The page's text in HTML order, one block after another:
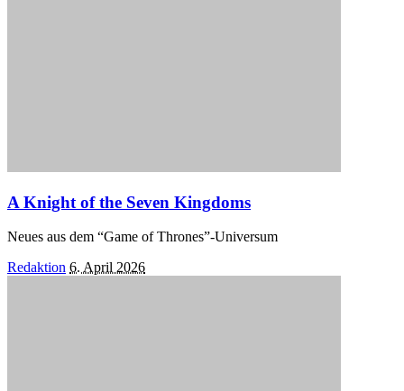
A Knight of the Seven Kingdoms
Neues aus dem “Game of Thrones”-Universum
Posted
Redaktion 6. April 2026